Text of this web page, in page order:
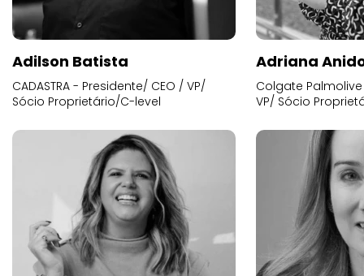
Adilson Batista
CADASTRA - Presidente/ CEO / VP/
Sócio Proprietário/C-level
Adriana
Colgate
VP/ Sócio